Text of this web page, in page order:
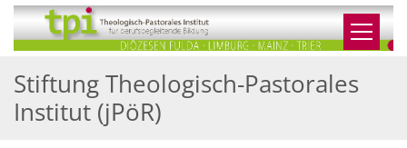
Zum Inhalt springen
Stiftung Theologisch-Pastorales
Institut (jPöR)